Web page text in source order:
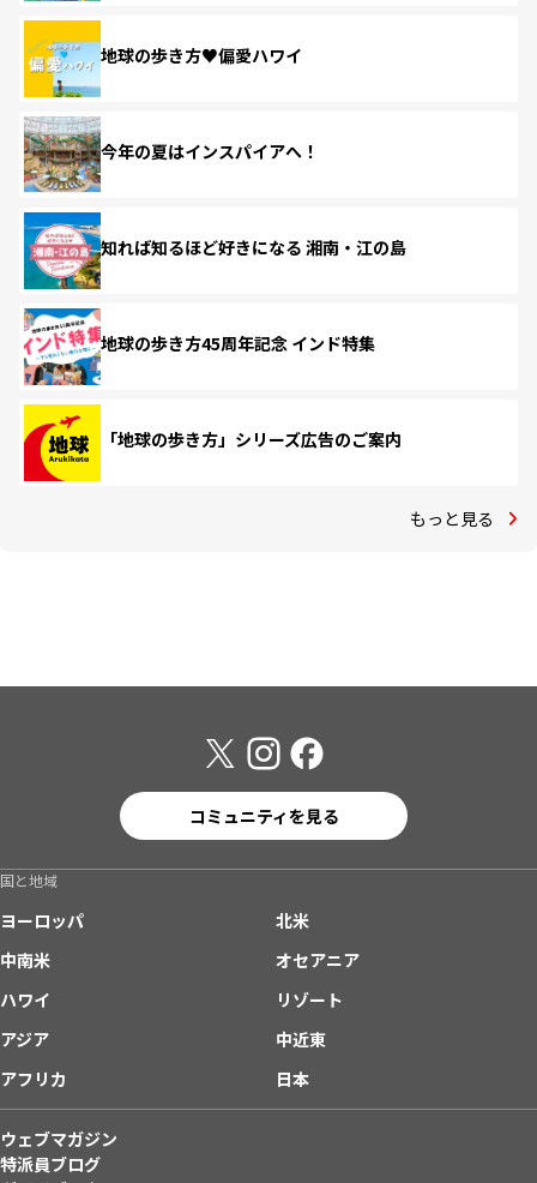
地球の歩き方♥偏愛ハワイ
今年の夏はインスパイアへ！
知れば知るほど好きになる 湘南・江の島
地球の歩き方45周年記念 インド特集
「地球の歩き方」シリーズ広告のご案内
もっと見る
コミュニティを見る
国と地域
ヨーロッパ
北米
中南米
オセアニア
ハワイ
リゾート
アジア
中近東
アフリカ
日本
ウェブマガジン
特派員ブログ